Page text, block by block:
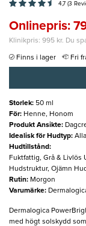
4,7 (3
Onlinepris:
Klinikpris: 995 kr. Du
Finns i lager Fri
Storlek: 50 ml
För: Henne, Honom
Produkt Ansikte:
Idealisk för Hudtyp:
Hudtillstånd:
Fuktfattig, Grå & Livlös
Hudstruktur, Ojämn
Rutin: Morgon
Varumärke:
Dermalogica
med högt solskydd